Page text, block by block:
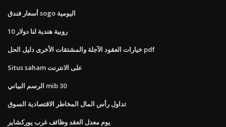
أسعار فندق sogo اليومية
10 روبية هندية لنا دولار
خيارات العقود الآجلة والمشتقات الأخرى دليل الحل pdf
Situs saham على الانترنت
الرسم البياني mib 30
تداول رأس المال المخاطر الاقتصادية السوق
يوم معدل العقد وظائف غرب يوركشاير